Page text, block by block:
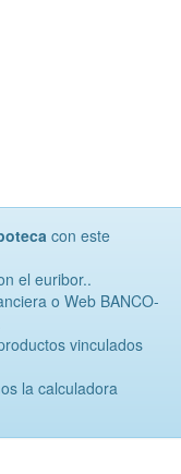
con este
el euribor..
o Web BANCO-
vinculados
la calculadora